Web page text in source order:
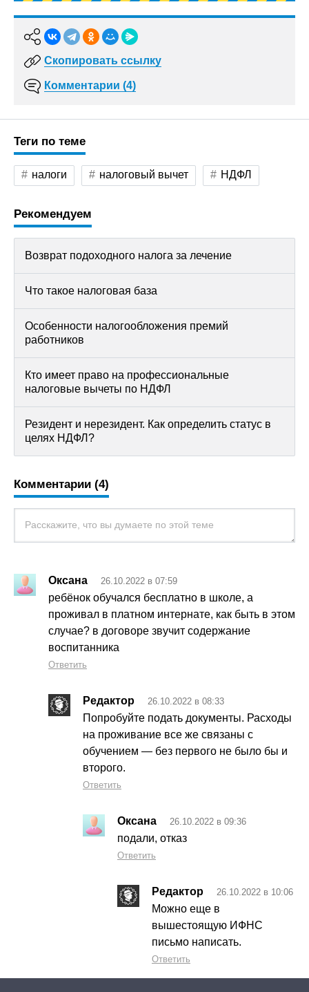
Скопировать ссылку
Комментарии (4)
Теги по теме
налоги налоговый вычет НДФЛ
Рекомендуем
Возврат подоходного налога за лечение
Что такое налоговая база
Особенности налогообложения премий
работников
Кто имеет право на профессиональные
налоговые вычеты по НДФЛ
Резидент и нерезидент. Как определить статус в
целях НДФЛ?
Комментарии (4)
Оксана 26.10.2022 в 07:59
ребёнок обучался бесплатно в школе, а
проживал в платном интернате, как быть в этом
случае? в договоре звучит содержание
воспитанника
Ответить
Редактор 26.10.2022 в 08:33
Попробуйте подать документы. Расходы
на проживание все же связаны с
обучением — без первого не было бы и
второго.
Ответить
Оксана 26.10.2022 в 09:36
подали, отказ
Ответить
Редактор 26.10.2022 в 10:06
Можно еще в
вышестоящую ИФНС
письмо написать.
Ответить